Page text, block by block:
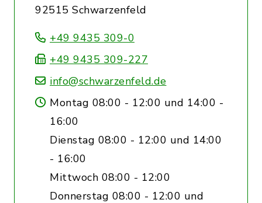
92515 Schwarzenfeld
+49 9435 309-0
+49 9435 309-227
info@schwarzenfeld.de
Montag 08:00 - 12:00 und 14:00 -
16:00
Dienstag 08:00 - 12:00 und 14:00
- 16:00
Mittwoch 08:00 - 12:00
Donnerstag 08:00 - 12:00 und